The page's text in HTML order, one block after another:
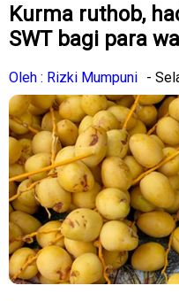
Kurma ruthob,
SWT bagi para
Oleh : Rizki Mumpuni -